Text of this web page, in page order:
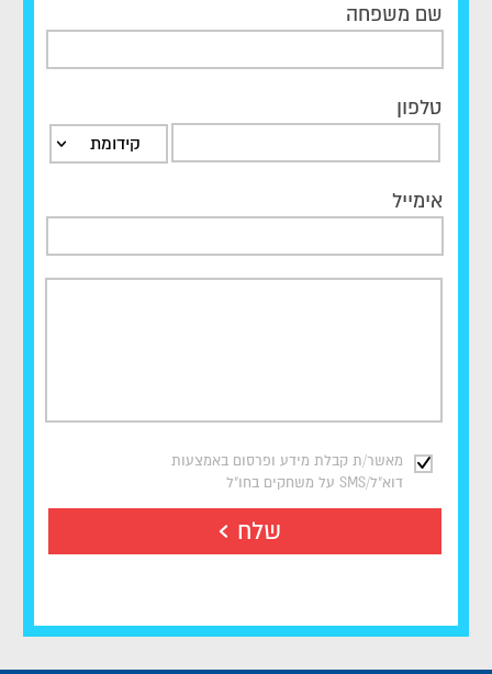
שם משפחה
טלפון
קידומת
אימייל
מאשר/ת קבלת מידע ופרסום באמצעות
דוא"ל/SMS על משחקים בחו"ל
שלח